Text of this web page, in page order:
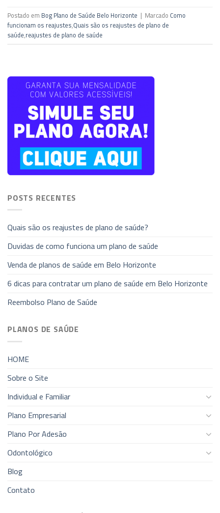
Postado em Bog Plano de Saúde Belo Horizonte | Marcado Como
funcionam os reajustes,Quais são os reajustes de plano de
saúde,reajustes de plano de saúde
POSTS RECENTES
Quais são os reajustes de plano de saúde?
Duvidas de como funciona um plano de saúde
Venda de planos de saúde em Belo Horizonte
6 dicas para contratar um plano de saúde em Belo Horizonte
Reembolso Plano de Saúde
PLANOS DE SAÚDE
HOME
Sobre o Site
Individual e Familiar
Plano Empresarial
Plano Por Adesão
Odontológico
Blog
Contato